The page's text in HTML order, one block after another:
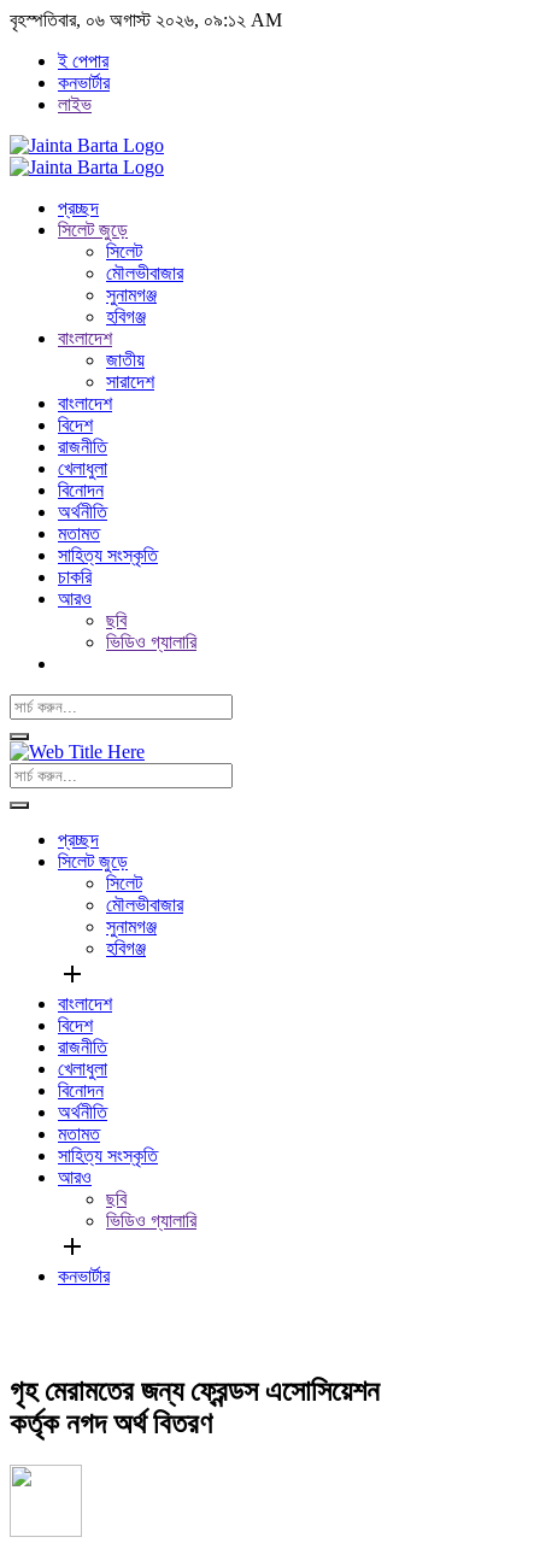
বৃহস্পতিবার, ০৬ অগাস্ট ২০২৬, ০৯:১২ AM
ই পেপার
কনভার্টার
লাইভ
প্রচ্ছদ
সিলেট জুড়ে
সিলেট
মৌলভীবাজার
সুনামগঞ্জ
হবিগঞ্জ
বাংলাদেশ
জাতীয়
সারাদেশ
বাংলাদেশ
বিদেশ
রাজনীতি
খেলাধুলা
বিনোদন
অর্থনীতি
মতামত
সাহিত্য সংস্কৃতি
চাকরি
আরও
ছবি
ভিডিও গ্যালারি
প্রচ্ছদ
সিলেট জুড়ে
সিলেট
মৌলভীবাজার
সুনামগঞ্জ
হবিগঞ্জ
add
বাংলাদেশ
বিদেশ
রাজনীতি
খেলাধুলা
বিনোদন
অর্থনীতি
মতামত
সাহিত্য সংস্কৃতি
আরও
ছবি
ভিডিও গ্যালারি
add
কনভার্টার
গৃহ মেরামতের জন্য ফ্রেন্ডস এসোসিয়েশন
কর্তৃক নগদ অর্থ বিতরণ